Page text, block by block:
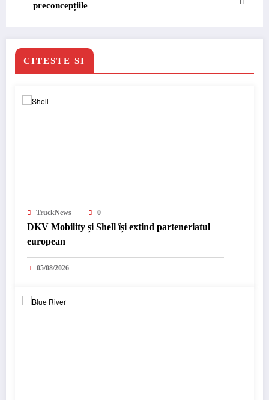
preconcepțiile
CITESTE SI
TruckNews 0
DKV Mobility și Shell își extind parteneriatul
european
05/08/2026